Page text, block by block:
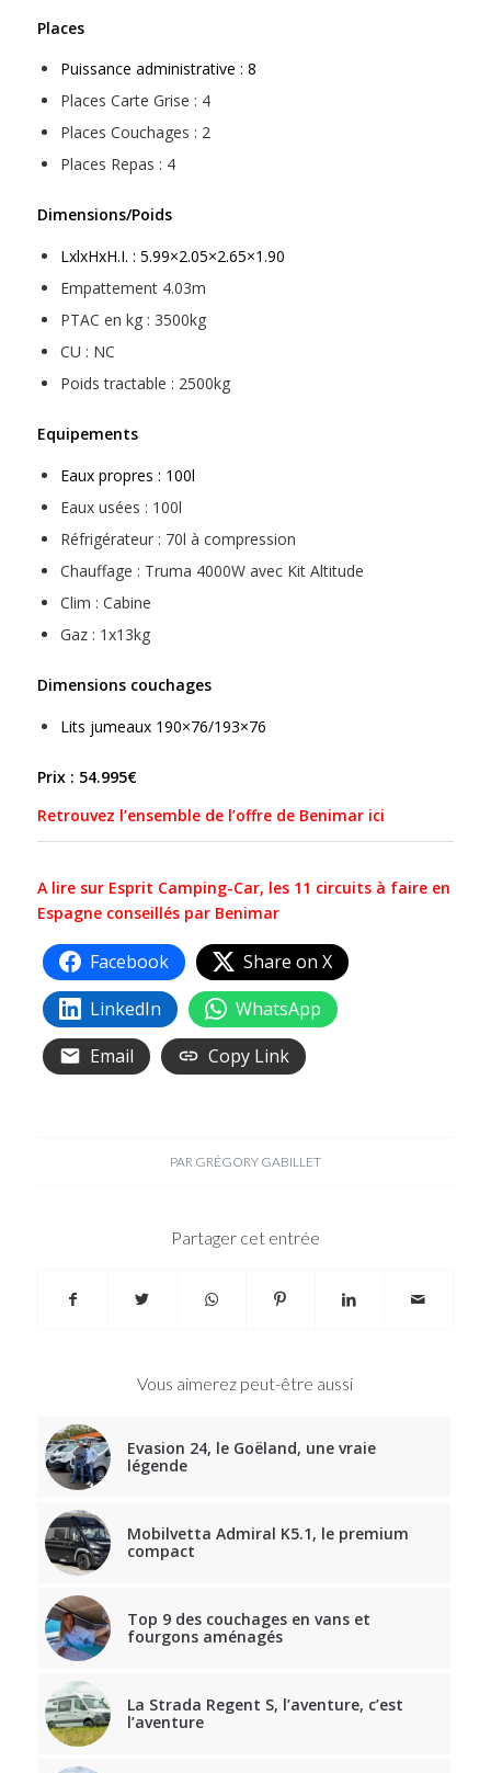
Places
Puissance administrative : 8
Places Carte Grise : 4
Places Couchages : 2
Places Repas : 4
Dimensions/Poids
LxlxHxH.I. : 5.99×2.05×2.65×1.90
Empattement 4.03m
PTAC en kg : 3500kg
CU : NC
Poids tractable : 2500kg
Equipements
Eaux propres : 100l
Eaux usées : 100l
Réfrigérateur : 70l à compression
Chauffage : Truma 4000W avec Kit Altitude
Clim : Cabine
Gaz : 1x13kg
Dimensions couchages
Lits jumeaux 190×76/193×76
Prix : 54.995€
Retrouvez l’ensemble de l’offre de Benimar ici
A lire sur Esprit Camping-Car, les 11 circuits à faire en
Espagne conseillés par Benimar
Facebook
Share on X
LinkedIn
WhatsApp
Email
Copy Link
PAR GRÉGORY GABILLET
Partager cet entrée
Vous aimerez peut-être aussi
Evasion 24, le Goëland, une vraie
légende
Mobilvetta Admiral K5.1, le premium
compact
Top 9 des couchages en vans et
fourgons aménagés
La Strada Regent S, l’aventure, c’est
l’aventure